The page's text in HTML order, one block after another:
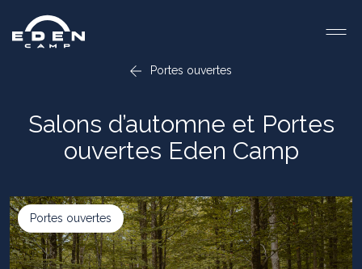
Portes ouvertes
Salons d’automne et Portes
ouvertes Eden Camp
Portes ouvertes